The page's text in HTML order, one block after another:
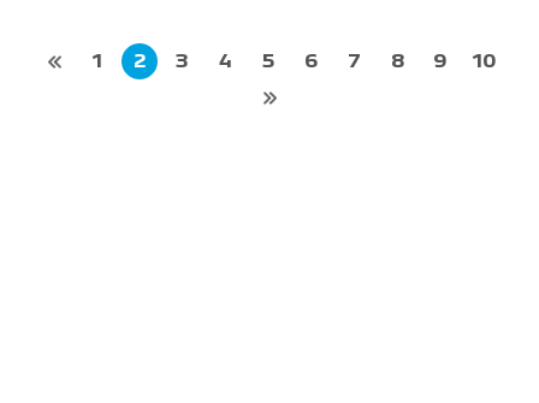
완성했다.또한, 프랑스의 우아함
과 세련미를 느낄 수 있는 장고 클
스타일은 단순하고 일시적인 유행
1 2 3 4 5 6 7 8 9 10